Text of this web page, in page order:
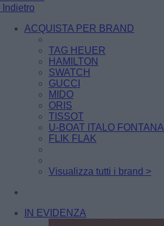
Indietro
ACQUISTA PER BRAND
TAG HEUER
HAMILTON
SWATCH
GUCCI
MIDO
ORIS
TISSOT
U-BOAT ITALO FONTANA
FLIK FLAK
Visualizza tutti i brand >
IN EVIDENZA